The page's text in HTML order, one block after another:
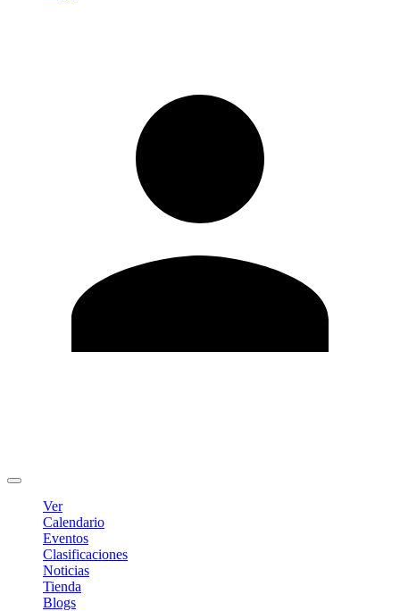
Ver
Calendario
Eventos
Clasificaciones
Noticias
Tienda
Blogs